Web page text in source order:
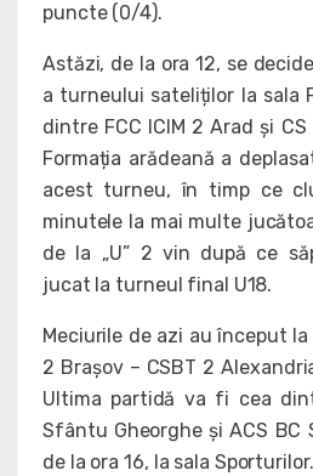
puncte (0/4).
Astăzi, de la ora 12, se
a turneului sateliților la sala
dintre FCC ICIM 2 Arad și
Formația arădeană a
acest turneu, în timp ce
minutele la mai multe
de la „U” 2 vin după ce
jucat la turneul final U18.
Meciurile de azi au început la
2 Brașov – CSBT 2
Ultima partidă va fi cea
Sfântu Gheorghe și ACS BC
de la ora 16, la sala Sporturilor.